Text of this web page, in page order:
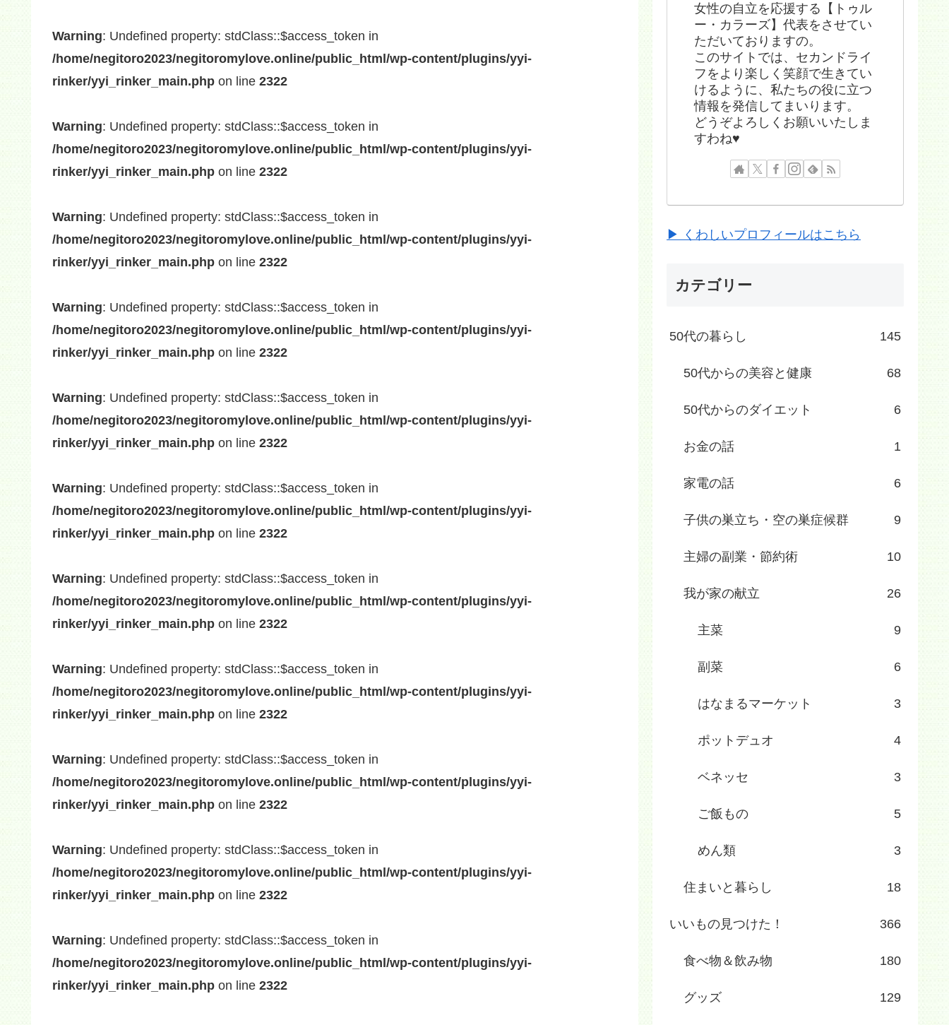
Warning: Undefined property: stdClass::$access_token in
/home/negitoro2023/negitoromylove.online/public_html/wp-content/plugins/yyi-
rinker/yyi_rinker_main.php on line 2322
Warning: Undefined property: stdClass::$access_token in
/home/negitoro2023/negitoromylove.online/public_html/wp-content/plugins/yyi-
rinker/yyi_rinker_main.php on line 2322
Warning: Undefined property: stdClass::$access_token in
/home/negitoro2023/negitoromylove.online/public_html/wp-content/plugins/yyi-
rinker/yyi_rinker_main.php on line 2322
Warning: Undefined property: stdClass::$access_token in
/home/negitoro2023/negitoromylove.online/public_html/wp-content/plugins/yyi-
rinker/yyi_rinker_main.php on line 2322
Warning: Undefined property: stdClass::$access_token in
/home/negitoro2023/negitoromylove.online/public_html/wp-content/plugins/yyi-
rinker/yyi_rinker_main.php on line 2322
Warning: Undefined property: stdClass::$access_token in
/home/negitoro2023/negitoromylove.online/public_html/wp-content/plugins/yyi-
rinker/yyi_rinker_main.php on line 2322
Warning: Undefined property: stdClass::$access_token in
/home/negitoro2023/negitoromylove.online/public_html/wp-content/plugins/yyi-
rinker/yyi_rinker_main.php on line 2322
Warning: Undefined property: stdClass::$access_token in
/home/negitoro2023/negitoromylove.online/public_html/wp-content/plugins/yyi-
rinker/yyi_rinker_main.php on line 2322
Warning: Undefined property: stdClass::$access_token in
/home/negitoro2023/negitoromylove.online/public_html/wp-content/plugins/yyi-
rinker/yyi_rinker_main.php on line 2322
Warning: Undefined property: stdClass::$access_token in
/home/negitoro2023/negitoromylove.online/public_html/wp-content/plugins/yyi-
rinker/yyi_rinker_main.php on line 2322
Warning: Undefined property: stdClass::$access_token in
/home/negitoro2023/negitoromylove.online/public_html/wp-content/plugins/yyi-
rinker/yyi_rinker_main.php on line 2322
女性の自立を応援する【トゥル
ー・カラーズ】代表をさせてい
ただいておりますの。
このサイトでは、セカンドライ
フをより楽しく笑顔で生きてい
けるように、私たちの役に立つ
情報を発信してまいります。
どうぞよろしくお願いいたしま
すわね♥
▶ くわしいプロフィールはこちら
カテゴリー
50代の暮らし 145
50代からの美容と健康 68
50代からのダイエット 6
お金の話 1
家電の話 6
子供の巣立ち・空の巣症候群 9
主婦の副業・節約術 10
我が家の献立 26
主菜 9
副菜 6
はなまるマーケット 3
ポットデュオ 4
ベネッセ 3
ご飯もの 5
めん類 3
住まいと暮らし 18
いいもの見つけた！ 366
食べ物＆飲み物 180
グッズ 129